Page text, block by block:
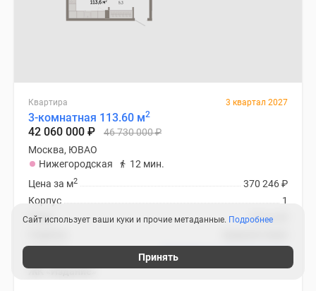
Квартира 3 квартал 2027
3-комнатная 113.60 м2
42 060 000 ₽ 46 730 000₽
Москва, ЮВАО
Нижегородская
12 мин.
370 246₽
Цена за м2
1
Корпус
32 из 45
Этаж
ЖК «Издание»
Сайт использует ваши куки и прочие метаданные. Подробнее
Принять